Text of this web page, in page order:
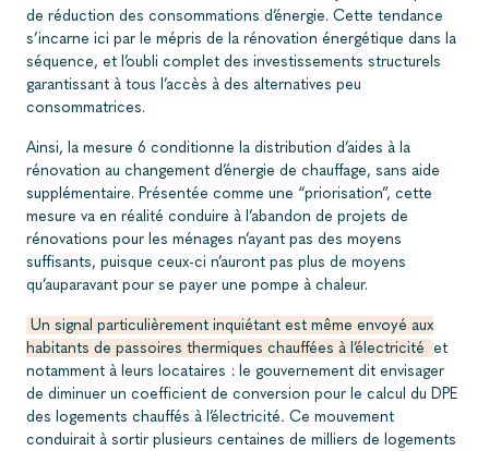
de réduction des consommations d’énergie. Cette tendance
s’incarne ici par le mépris de la rénovation énergétique dans la
séquence, et l’oubli complet des investissements structurels
garantissant à tous l’accès à des alternatives peu
consommatrices.
Ainsi, la mesure 6 conditionne la distribution d’aides à la
rénovation au changement d’énergie de chauffage, sans aide
supplémentaire. Présentée comme une “priorisation”, cette
mesure va en réalité conduire à l’abandon de projets de
rénovations pour les ménages n’ayant pas des moyens
suffisants, puisque ceux-ci n’auront pas plus de moyens
qu’auparavant pour se payer une pompe à chaleur.
Un signal particulièrement inquiétant est même envoyé aux
habitants de passoires thermiques chauffées à l’électricité et
notamment à leurs locataires : le gouvernement dit envisager
de diminuer un coefficient de conversion pour le calcul du DPE
des logements chauffés à l’électricité. Ce mouvement
conduirait à sortir plusieurs centaines de milliers de logements